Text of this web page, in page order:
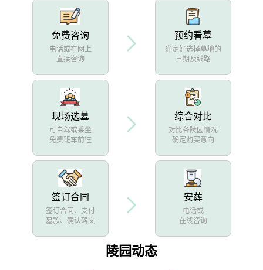
免费咨询
电话或在网上
直接咨询
预约看墓
确定好选择墓地的
日期及线路
现场选墓
可自驾或乘坐
免费班车前往
综合对比
对比各陵园情况
确定购买意向
签订合同
签订合同、支付
墓款、确认碑文
安葬
电话或
在线咨询
陵园动态